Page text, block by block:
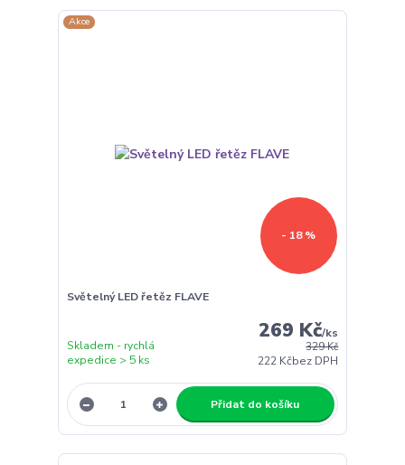
Akce
- 18 %
Světelný LED řetěz FLAVE
329 Kč
269 Kč/ks
222 Kčbez DPH
Skladem - rychlá
expedice > 5 ks
Přidat do košíku